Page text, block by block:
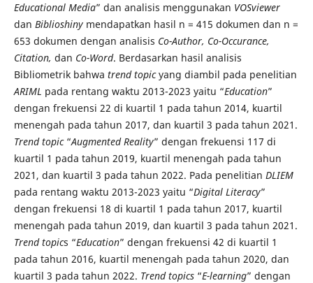
Educational Media” dan analisis menggunakan VOSviewer
dan Biblioshinymendapatkan hasil n = 415 dokumen dan n =
653 dokumen dengan analisis Co-Author, Co-Occurance,
Citation, dan Co-Word. Berdasarkan hasil analisis
Bibliometrik bahwa trend topicyang diambil pada penelitian
ARIML pada rentang waktu 2013-2023 yaitu “Education”
dengan frekuensi 22 di kuartil 1 pada tahun 2014, kuartil
menengah pada tahun 2017, dan kuartil 3 pada tahun 2021.
Trend topic“Augmented Reality” dengan frekuensi 117 di
kuartil 1 pada tahun 2019, kuartil menengah pada tahun
2021, dan kuartil 3 pada tahun 2022. Pada penelitian DLIEM
pada rentang waktu 2013-2023 yaitu “Digital Literacy”
dengan frekuensi 18 di kuartil 1 pada tahun 2017, kuartil
menengah pada tahun 2019, dan kuartil 3 pada tahun 2021.
Trend topics “Education” dengan frekuensi 42 di kuartil 1
pada tahun 2016, kuartil menengah pada tahun 2020, dan
kuartil 3 pada tahun 2022. Trend topics“E-learning” dengan